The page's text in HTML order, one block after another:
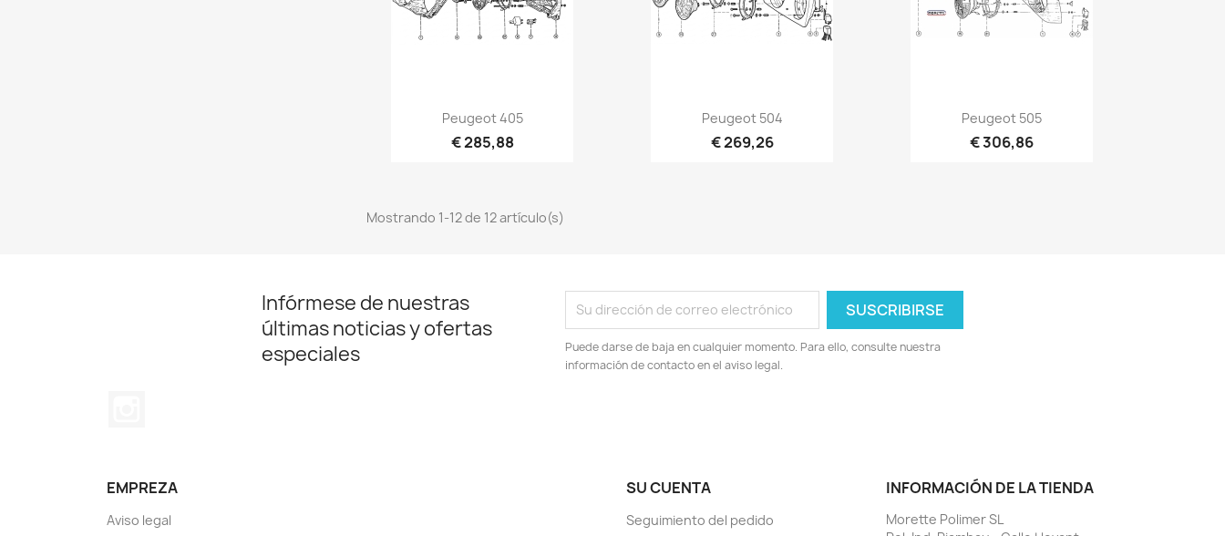
Vista rápida
Peugeot 405
€ 285,88
Vista rápida
Peugeot 504
€ 269,26
Vista rápida
Peugeot 505
€ 306,86
Mostrando 1-12 de 12 artículo(s)
Infórmese de nuestras
últimas noticias y ofertas
especiales
Puede darse de baja en cualquier momento. Para ello, consulte nuestra
información de contacto en el aviso legal.
EMPREZA
Aviso legal
SU CUENTA
Seguimiento del pedido
INFORMACIÓN DE LA TIENDA
Morette Polimer SL